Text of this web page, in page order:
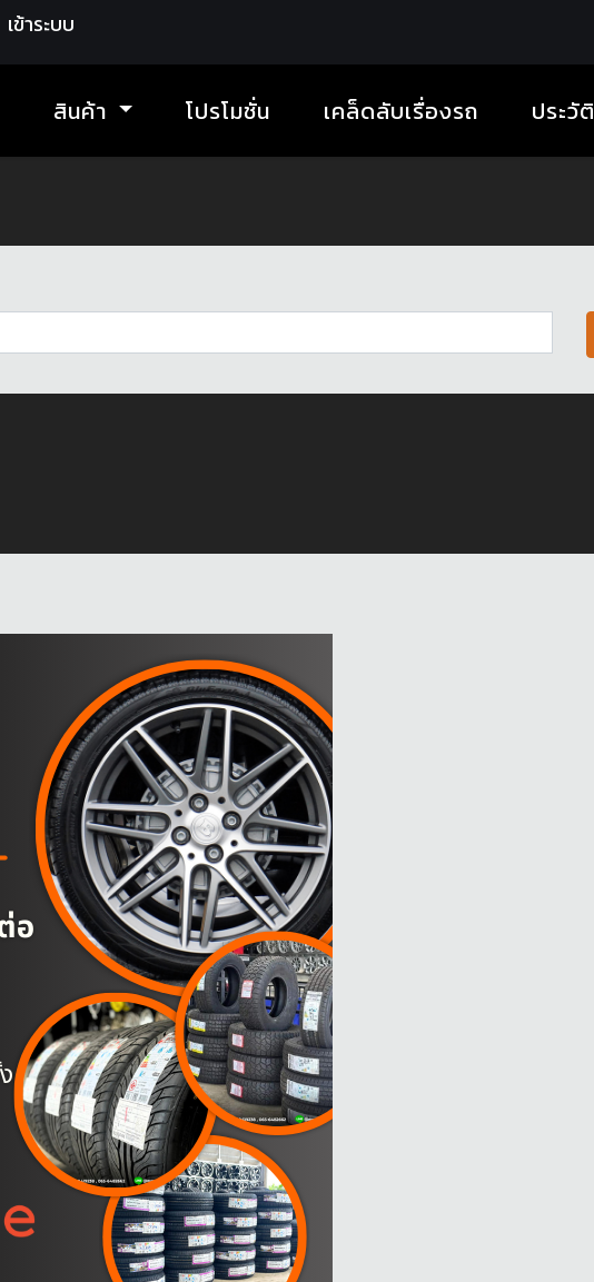
เข้าระบบ
สินค้า โปรโมชั่น เคล็ดลับเรื่องรถ ประวั